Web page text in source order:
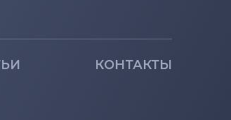
КОНТАКТЫ